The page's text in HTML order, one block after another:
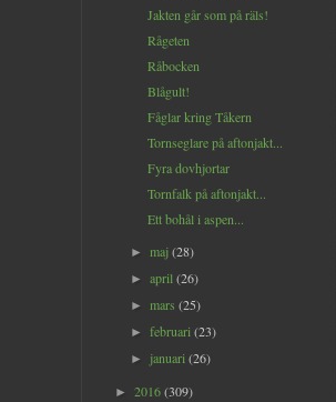
Jakten går som på räls!
Rågeten
Råbocken
Blågult!
Fåglar kring Tåkern
Tornseglare på aftonjakt...
Fyra dovhjortar
Tornfalk på aftonjakt...
Ett bohål i aspen...
►maj(28)
►april(26)
►mars(25)
►februari(23)
► januari(26)
► 2016(309)